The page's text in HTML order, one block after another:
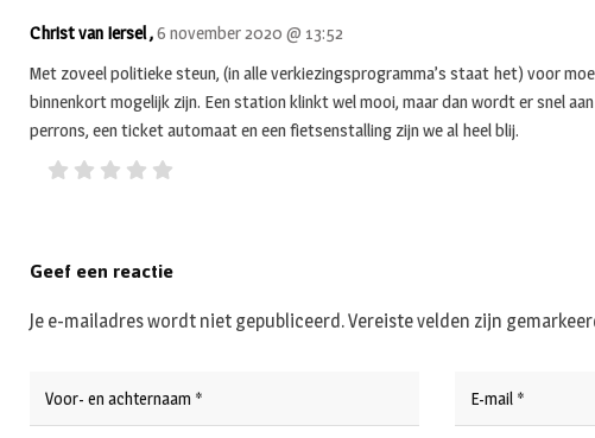
Christ van Iersel ,6 november 2020 @ 13:52
Met zoveel politieke steun, (in alle verkiezingsprogramma’s staat het) voor
binnenkort mogelijk zijn. Een station klinkt wel mooi, maar dan wordt er snel
perrons, een ticket automaat en een fietsenstalling zijn we al heel blij.
Geef een reactie
Je e-mailadres wordt niet gepubliceerd.Vereiste velden zijn